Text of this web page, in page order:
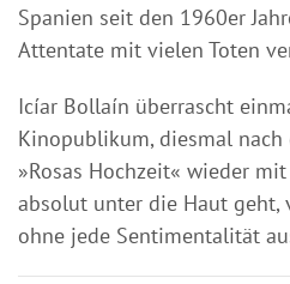
Spanien seit den 1960er
Attentate mit vielen Toten
Icíar Bollaín überrascht
Kinopublikum, diesmal
»Rosas Hochzeit« wieder
absolut unter die Haut geht,
ohne jede Sentimentalität